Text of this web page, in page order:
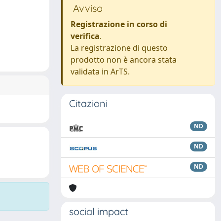
Avviso
Registrazione in corso di
verifica.
La registrazione di questo
prodotto non è ancora stata
validata in ArTS.
Citazioni
ND
ND
ND
social impact